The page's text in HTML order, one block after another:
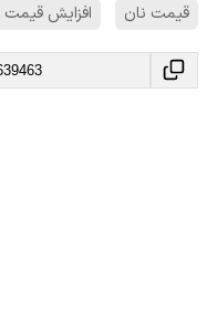
قیمت نان افزایش قیمت